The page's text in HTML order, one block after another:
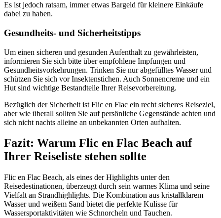
Es ist jedoch ratsam, immer etwas Bargeld für kleinere Einkäufe
dabei zu haben.
Gesundheits- und Sicherheitstipps
Um einen sicheren und gesunden Aufenthalt zu gewährleisten,
informieren Sie sich bitte über empfohlene Impfungen und
Gesundheitsvorkehrungen. Trinken Sie nur abgefülltes Wasser und
schützen Sie sich vor Insektenstichen. Auch Sonnencreme und ein
Hut sind wichtige Bestandteile Ihrer Reisevorbereitung.
Bezüglich der Sicherheit ist Flic en Flac ein recht sicheres Reiseziel,
aber wie überall sollten Sie auf persönliche Gegenstände achten und
sich nicht nachts alleine an unbekannten Orten aufhalten.
Fazit: Warum Flic en Flac Beach auf
Ihrer Reiseliste stehen sollte
Flic en Flac Beach, als eines der Highlights unter den
Reisedestinationen, überzeugt durch sein warmes Klima und seine
Vielfalt an Strandhighlights. Die Kombination aus kristallklarem
Wasser und weißem Sand bietet die perfekte Kulisse für
Wassersportaktivitäten wie Schnorcheln und Tauchen.